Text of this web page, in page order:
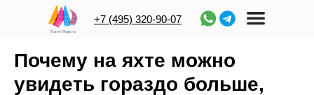
+7 (495) 320-90-07
Почему на яхте можно
увидеть гораздо больше,